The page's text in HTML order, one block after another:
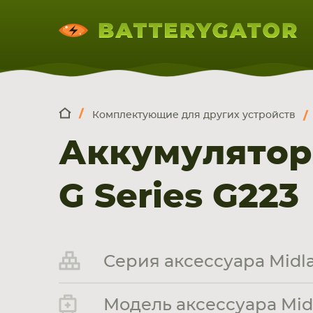
НОУТБУКА
ПЛАНШЕТА
СМАРТФОНА
Комплектующие для других устройств
G Series G223
Серия аксессуара
Модель аксессуара